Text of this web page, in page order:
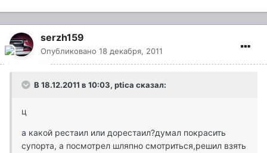
serzh159
Опубликовано 18 декабря, 2011
В 18.12.2011 в 10:03, ptica сказал:
ц
а какой рестаил или дорестаил?думал покрасить
супорта, а посмотрел шляпно смотриться,решил взять